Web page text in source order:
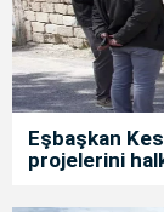
Eşbaşkan
projelerini